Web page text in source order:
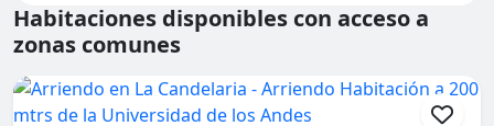
Habitaciones disponibles con acceso a
zonas comunes